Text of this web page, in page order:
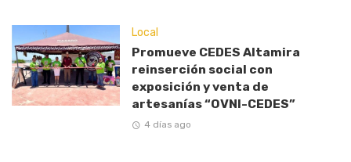
Local
Promueve CEDES Altamira
reinserción social con
exposición y venta de
artesanías “OVNI-CEDES”
4 días ago